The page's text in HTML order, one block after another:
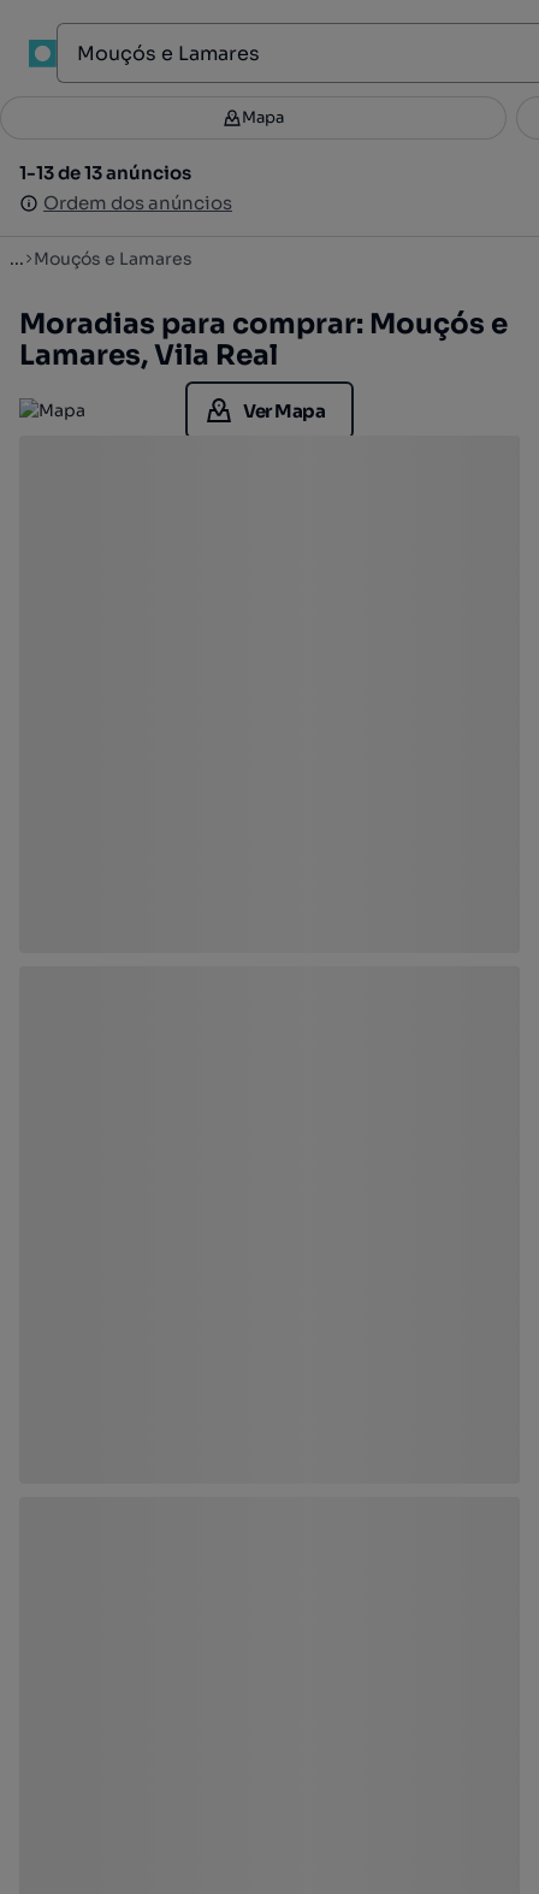
Filtros 2
1-13 de 13 anúncios
Ordem dos anúncios
Mapa
1-13 de 13 anúncios
Ordem dos anúncios
... Mouçós e Lamares
Moradias para comprar: Mouçós e
Lamares, Vila Real
Ver Mapa